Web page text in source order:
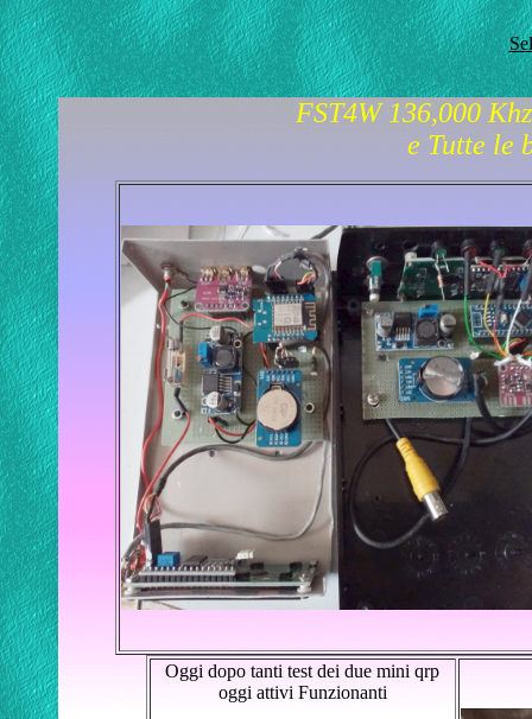
FST4W 136,000
e Tutte le
Oggi dopo tanti test dei due mini qrp
oggi attivi Funzionanti